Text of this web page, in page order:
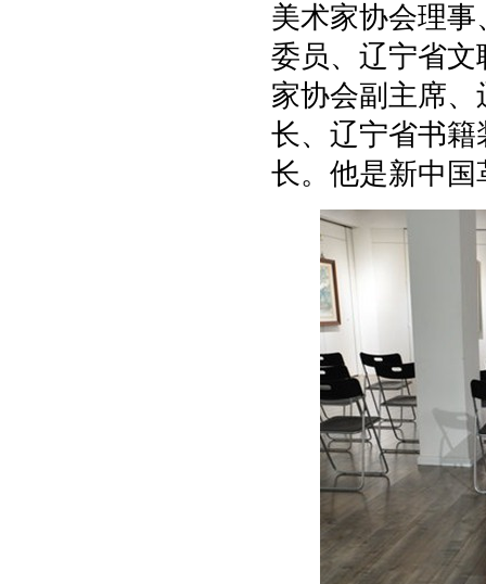
美术家协会理
委员、辽宁省
家协会副主席
长、辽宁省书
长。他是新中